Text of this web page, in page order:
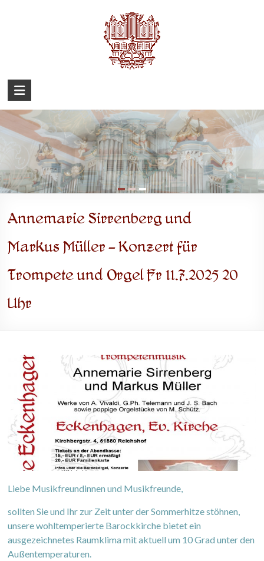
Eckenhagen
Annemarie Sirrenberg und
Markus Müller – Konzert für
Trompete und Orgel Fr 11.7.2025 20
Uhr
Liebe Musikfreundinnen und Musikfreunde,
sollten Sie und Ihr zur Zeit unter der Sommerhitze stöhnen,
unsere wohltemperierte Barockkirche bietet ein
ausgezeichnetes Raumklima mit aktuell um 10 Grad unter den
Außentemperaturen.